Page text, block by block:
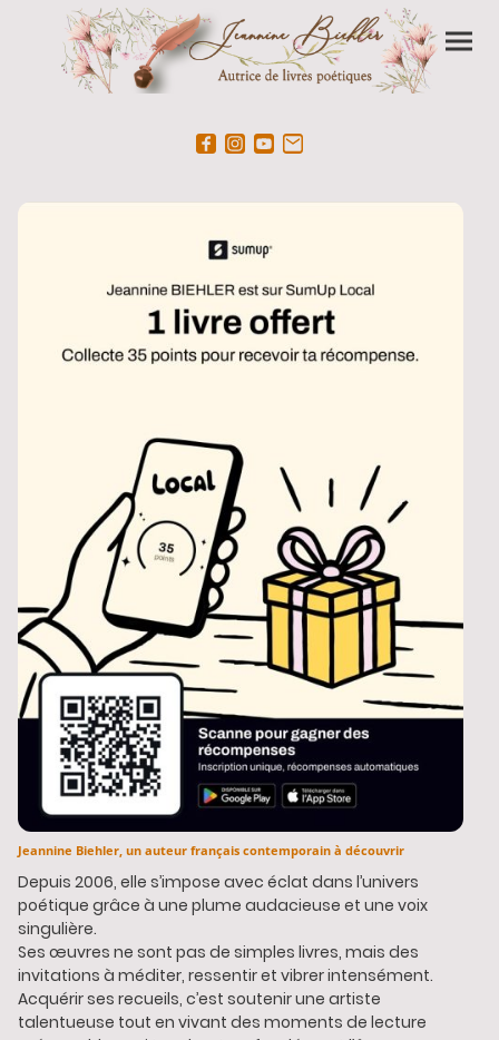
Jeannine Biehler, un auteur français contemporain à découvrir
Depuis 2006, elle s’impose avec éclat dans l’univers
poétique grâce à une plume audacieuse et une voix
singulière.
Ses œuvres ne sont pas de simples livres, mais des
invitations à méditer, ressentir et vibrer intensément.
Acquérir ses recueils, c’est soutenir une artiste
talentueuse tout en vivant des moments de lecture